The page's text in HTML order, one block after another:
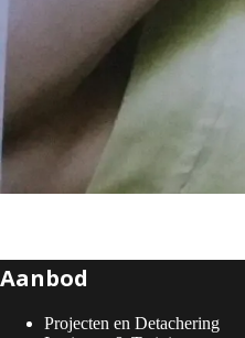
Aanbod
Projecten en Detachering